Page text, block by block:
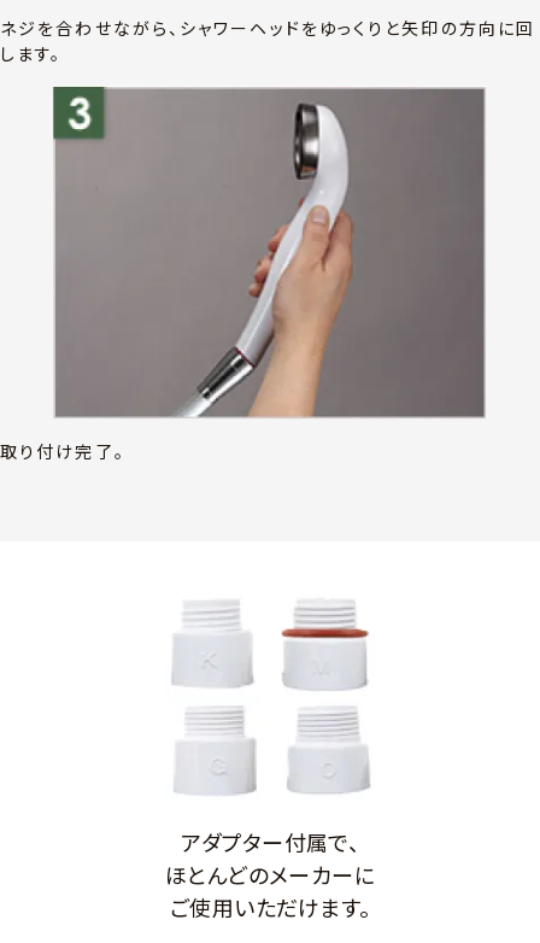
ネジを合わせながら、シャワーヘッドをゆっくりと矢印の方向に回
します。
取り付け完了。
アダプター付属で、
ほとんどのメーカーに
ご使用いただけます。